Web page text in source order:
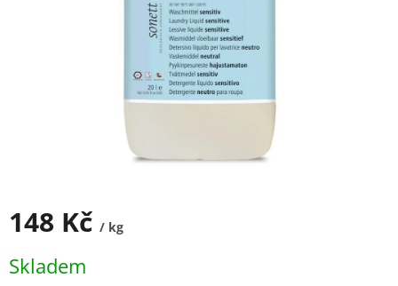
148 Kč / kg
cena:
Skladem